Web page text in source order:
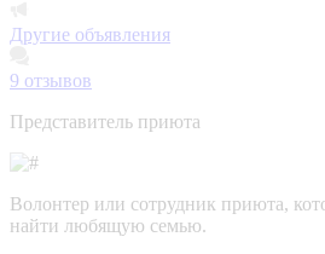
Другие объявления
9 отзывов
Представитель приюта
Волонтер или сотрудник приюта,
найти любящую семью.